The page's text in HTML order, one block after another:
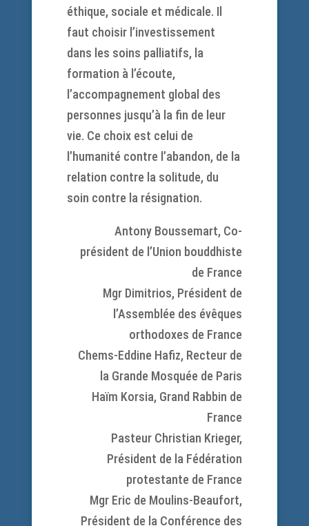
éthique, sociale et médicale. Il
faut choisir l’investissement
dans les soins palliatifs, la
formation à l’écoute,
l’accompagnement global des
personnes jusqu’à la fin de leur
vie. Ce choix est celui de
l’humanité contre l’abandon, de la
relation contre la solitude, du
soin contre la résignation.
Antony Boussemart, Co-
président de l’Union bouddhiste
de France
Mgr Dimitrios, Président de
l’Assemblée des évêques
orthodoxes de France
Chems-Eddine Hafiz, Recteur de
la Grande Mosquée de Paris
Haïm Korsia, Grand Rabbin de
France
Pasteur Christian Krieger,
Président de la Fédération
protestante de France
Mgr Eric de Moulins-Beaufort,
Président de la Conférence des